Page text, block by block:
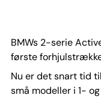
BMWs 2-serie
første
Nu er det snart tid
små modeller i 1-